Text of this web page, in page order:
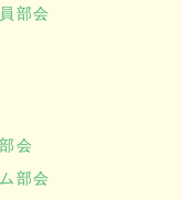
部会
会
部会